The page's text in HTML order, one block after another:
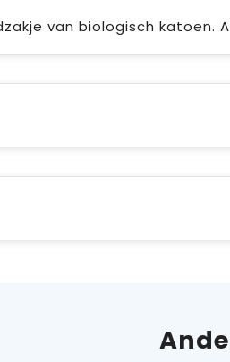
van biologisch katoen.